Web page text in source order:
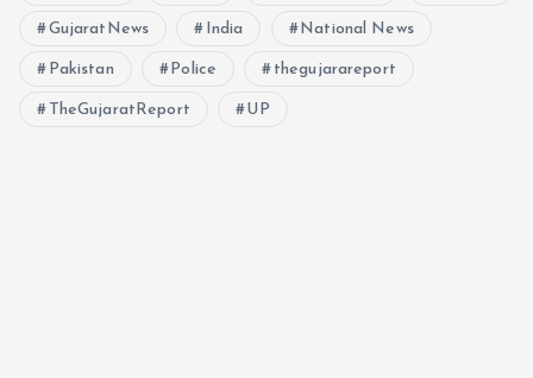
GujaratNews India National News
Pakistan Police thegujarareport
TheGujaratReport UP